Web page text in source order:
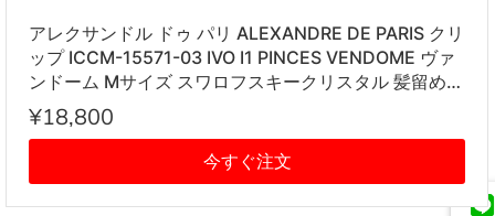
アレクサンドル ドゥ パリ ALEXANDRE DE PARIS クリ
ップ ICCM-15571-03 IVO I1 PINCES VENDOME ヴァ
ンドーム Mサイズ スワロフスキークリスタル 髪留め
レディース アイボリー系
¥18,800
今すぐ注文